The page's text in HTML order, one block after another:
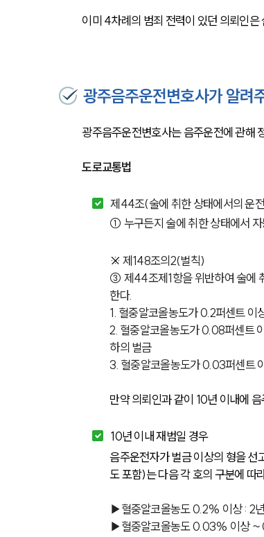
이미 4차례의 범죄 전력이 있던 의뢰인
광주음주운전변호사가 알려
광주음주운전변호사는 음주운전에 관해
도로교통법
제44조(술에 취한 상태에서의 운
① 누구든지 술에 취한 상태에서 자
※ 제148조의2(벌칙)
③ 제44조제1항을 위반하여 술에
한다.
1. 혈중알코올농도가 0.2퍼센트 이
2. 혈중알코올농도가 0.08퍼센트
하의 벌금
3. 혈중알코올농도가 0.03퍼센트
만약 의뢰인과 같이 10년 이내에
10년 이내 재범일 경우
음주운전자가 벌금 이상의 형을
도 포함)는 다음 각 호의 구분에 따
▶혈중알코올농도 0.2% 이상 : 2
▶혈중알코올농도 0.03% 이상 ~